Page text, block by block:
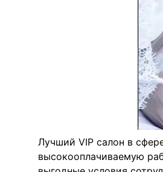
Лучший VIP салон в
высокооплачиваемую